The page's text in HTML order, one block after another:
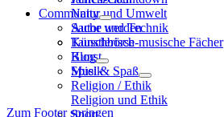
Natur und Umwelt
Sache und Technik
Künstlerisch-musische Fächer
Kunst
Musik
Religion / Ethik
Religion und Ethik
Sport
Community
Autor werden
Tauschbörse
Blog
Spiel & Spaß
Zum Footer springen